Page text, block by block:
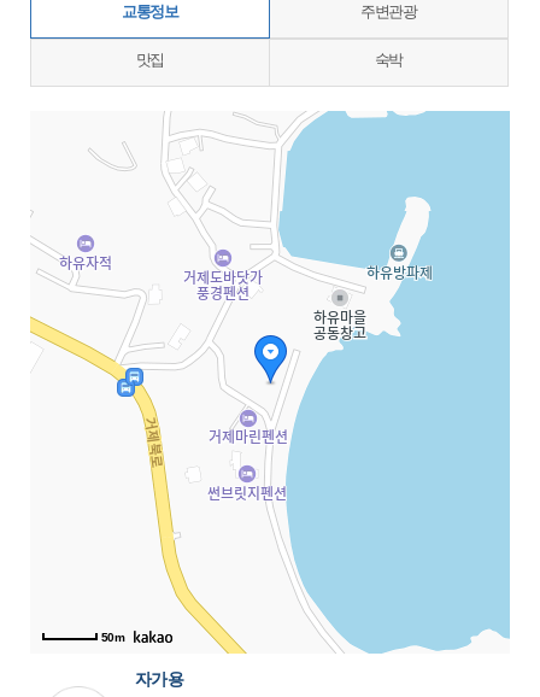
교통정보 주변관광
맛집 숙박
지도삽입 (가로100%)
50m
자가용